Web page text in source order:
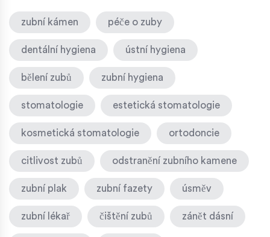
zubní kámen péče o zuby
dentální hygiena ústní hygiena
bělení zubů zubní hygiena
stomatologie estetická stomatologie
kosmetická stomatologie ortodoncie
citlivost zubů odstranění zubního kamene
zubní plak zubní fazety úsměv
zubní lékař čištění zubů zánět dásní